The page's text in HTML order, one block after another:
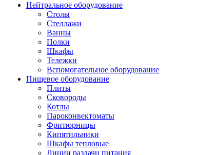
Нейтральное оборудование
Столы
Стеллажи
Ванны
Полки
Шкафы
Тележки
Вспомогательное оборудование
Пищевое оборудование
Плиты
Сковороды
Котлы
Пароконвектоматы
Фритюрницы
Кипятильники
Шкафы тепловые
Линии раздачи питания